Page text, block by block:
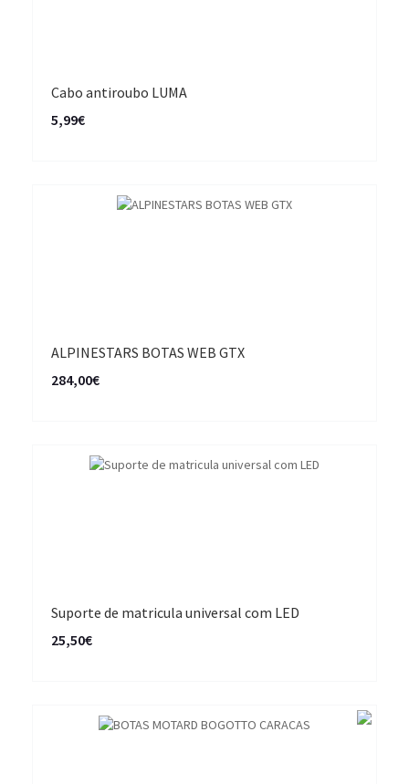
Cabo antiroubo LUMA
5,99€
ALPINESTARS BOTAS WEB GTX
284,00€
Suporte de matricula universal com LED
25,50€